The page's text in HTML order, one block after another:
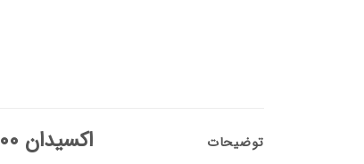
توضیحات اکسیدان 1000 میل NYCE